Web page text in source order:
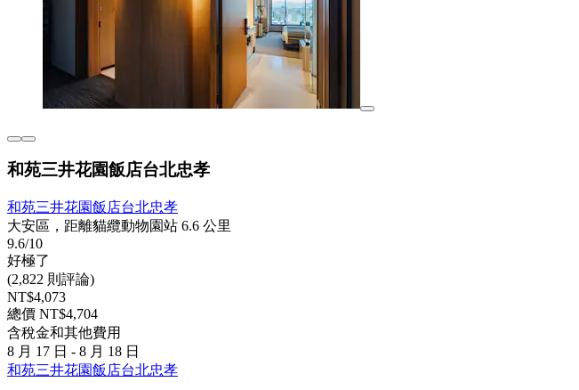
和苑三井花園飯店台北忠孝
和苑三井花園飯店台北忠孝
大安區，距離貓纜動物園站 6.6 公里
9.6/10
好極了
(2,822 則評論)
NT$4,073
總價 NT$4,704
含稅金和其他費用
8 月 17 日 - 8 月 18 日
和苑三井花園飯店台北忠孝